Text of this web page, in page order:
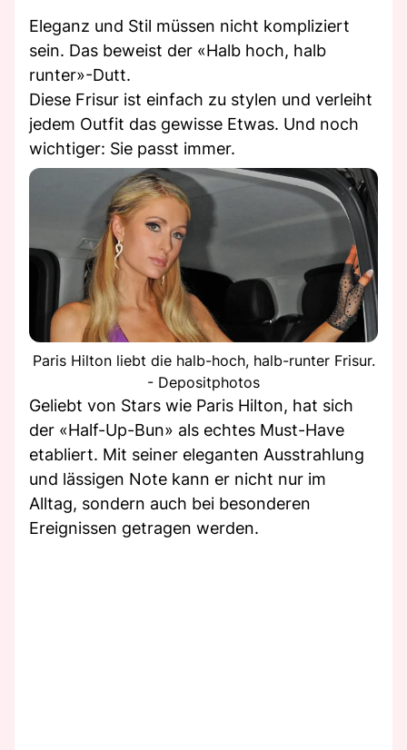
Eleganz und Stil müssen nicht kompliziert
sein. Das beweist der «Halb hoch, halb
runter»-Dutt.
Diese Frisur ist einfach zu stylen und verleiht
jedem Outfit das gewisse Etwas. Und noch
wichtiger: Sie passt immer.
Paris Hilton liebt die halb-hoch, halb-runter Frisur.
- Depositphotos
Geliebt von Stars wie Paris Hilton, hat sich
der «Half-Up-Bun» als echtes Must-Have
etabliert. Mit seiner eleganten Ausstrahlung
und lässigen Note kann er nicht nur im
Alltag, sondern auch bei besonderen
Ereignissen getragen werden.